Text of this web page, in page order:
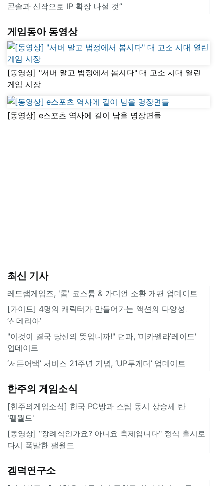
콘솔과 신작으로 IP 확장 나설 것”
게임동아 동영상
[동영상] "서버 말고 법정에서 봅시다" 대 고소 시대 열린
게임 시장
[동영상] e스포츠 역사에 길이 남을 명장면들
최신 기사
레드랩게임즈, '롬' 코스튬 & 가디언 소환 개편 업데이트
[가이드] 4명의 캐릭터가 만들어가는 액션의 다양성.
‘신데리아’
"이것이 결국 당신의 뜻입니까!" 던파, ‘미카엘라’레이드'
업데이트
‘서든어택’ 서비스 21주년 기념, ‘UP투게더’ 업데이트
한주의 게임소식
[힌주의게임소식] 한국 PC방과 스팀 동시 상승세 탄
'팰월드'
[동영상] "장례식인가요? 아니요 축제입니다" 정식 출시로
다시 폭발한 팰월드
겜덕연구소